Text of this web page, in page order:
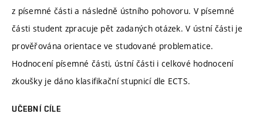
z písemné části a následně ústního pohovoru. V písemné
části student zpracuje pět zadaných otázek. V ústní části je
prověřována orientace ve studované problematice.
Hodnocení písemné části, ústní části i celkové hodnocení
zkoušky je dáno klasifikační stupnicí dle ECTS.
UČEBNÍ CÍLE